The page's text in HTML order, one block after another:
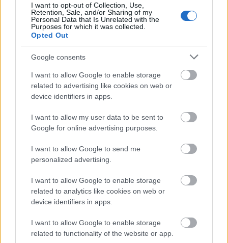
I want to opt-out of Collection, Use,
Retention, Sale, and/or Sharing of my
Personal Data that Is Unrelated with the
Purposes for which it was collected.
Opted Out
Google consents
I want to allow Google to enable storage
related to advertising like cookies on web or
device identifiers in apps.
I want to allow my user data to be sent to
Google for online advertising purposes.
I want to allow Google to send me
personalized advertising.
I want to allow Google to enable storage
related to analytics like cookies on web or
device identifiers in apps.
I want to allow Google to enable storage
related to functionality of the website or app.
Slind-sjokk: Silje danker ut Astrid –
leder Champions Tour
11.08.2025
Etter Blink-helga er det Silje Øyre Slind – ikke superstjerna Astrid
– som leder Champions Tour 2025. I herreklassen troner en norsk